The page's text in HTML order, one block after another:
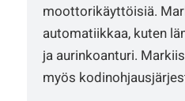
moottorikäyttöisiä.
automatiikkaa, kuten
ja aurinkoanturi.
myös